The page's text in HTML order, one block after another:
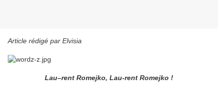
Article rédigé par Elvisia
Lau–rent Romejko, Lau-rent Romejko !